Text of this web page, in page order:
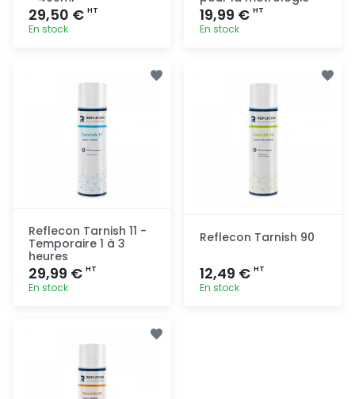
29,50 € HT
En stock
rapide
19,99 € HT
En stock
Reflecon Tarnish 11 -
Temporaire 1 à 3
heures
29,99 € HT
En stock
Reflecon Tarnish 90
12,49 € HT
En stock